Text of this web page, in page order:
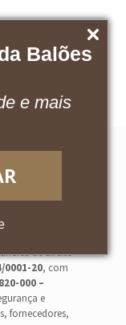
Balões
e mais
o App
Ltda
de direito
0001-20, com
000 –
e
fornecedores,